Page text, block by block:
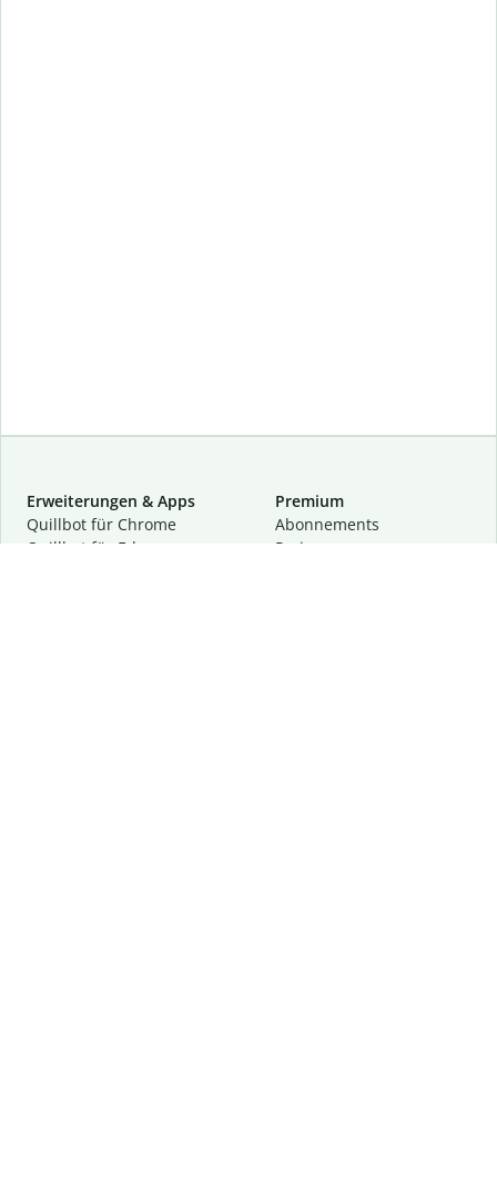
Erweiterungen & Apps
Quillbot für Chrome
Quillbot für Edge
Premium
Abon­ne­ments
Preise